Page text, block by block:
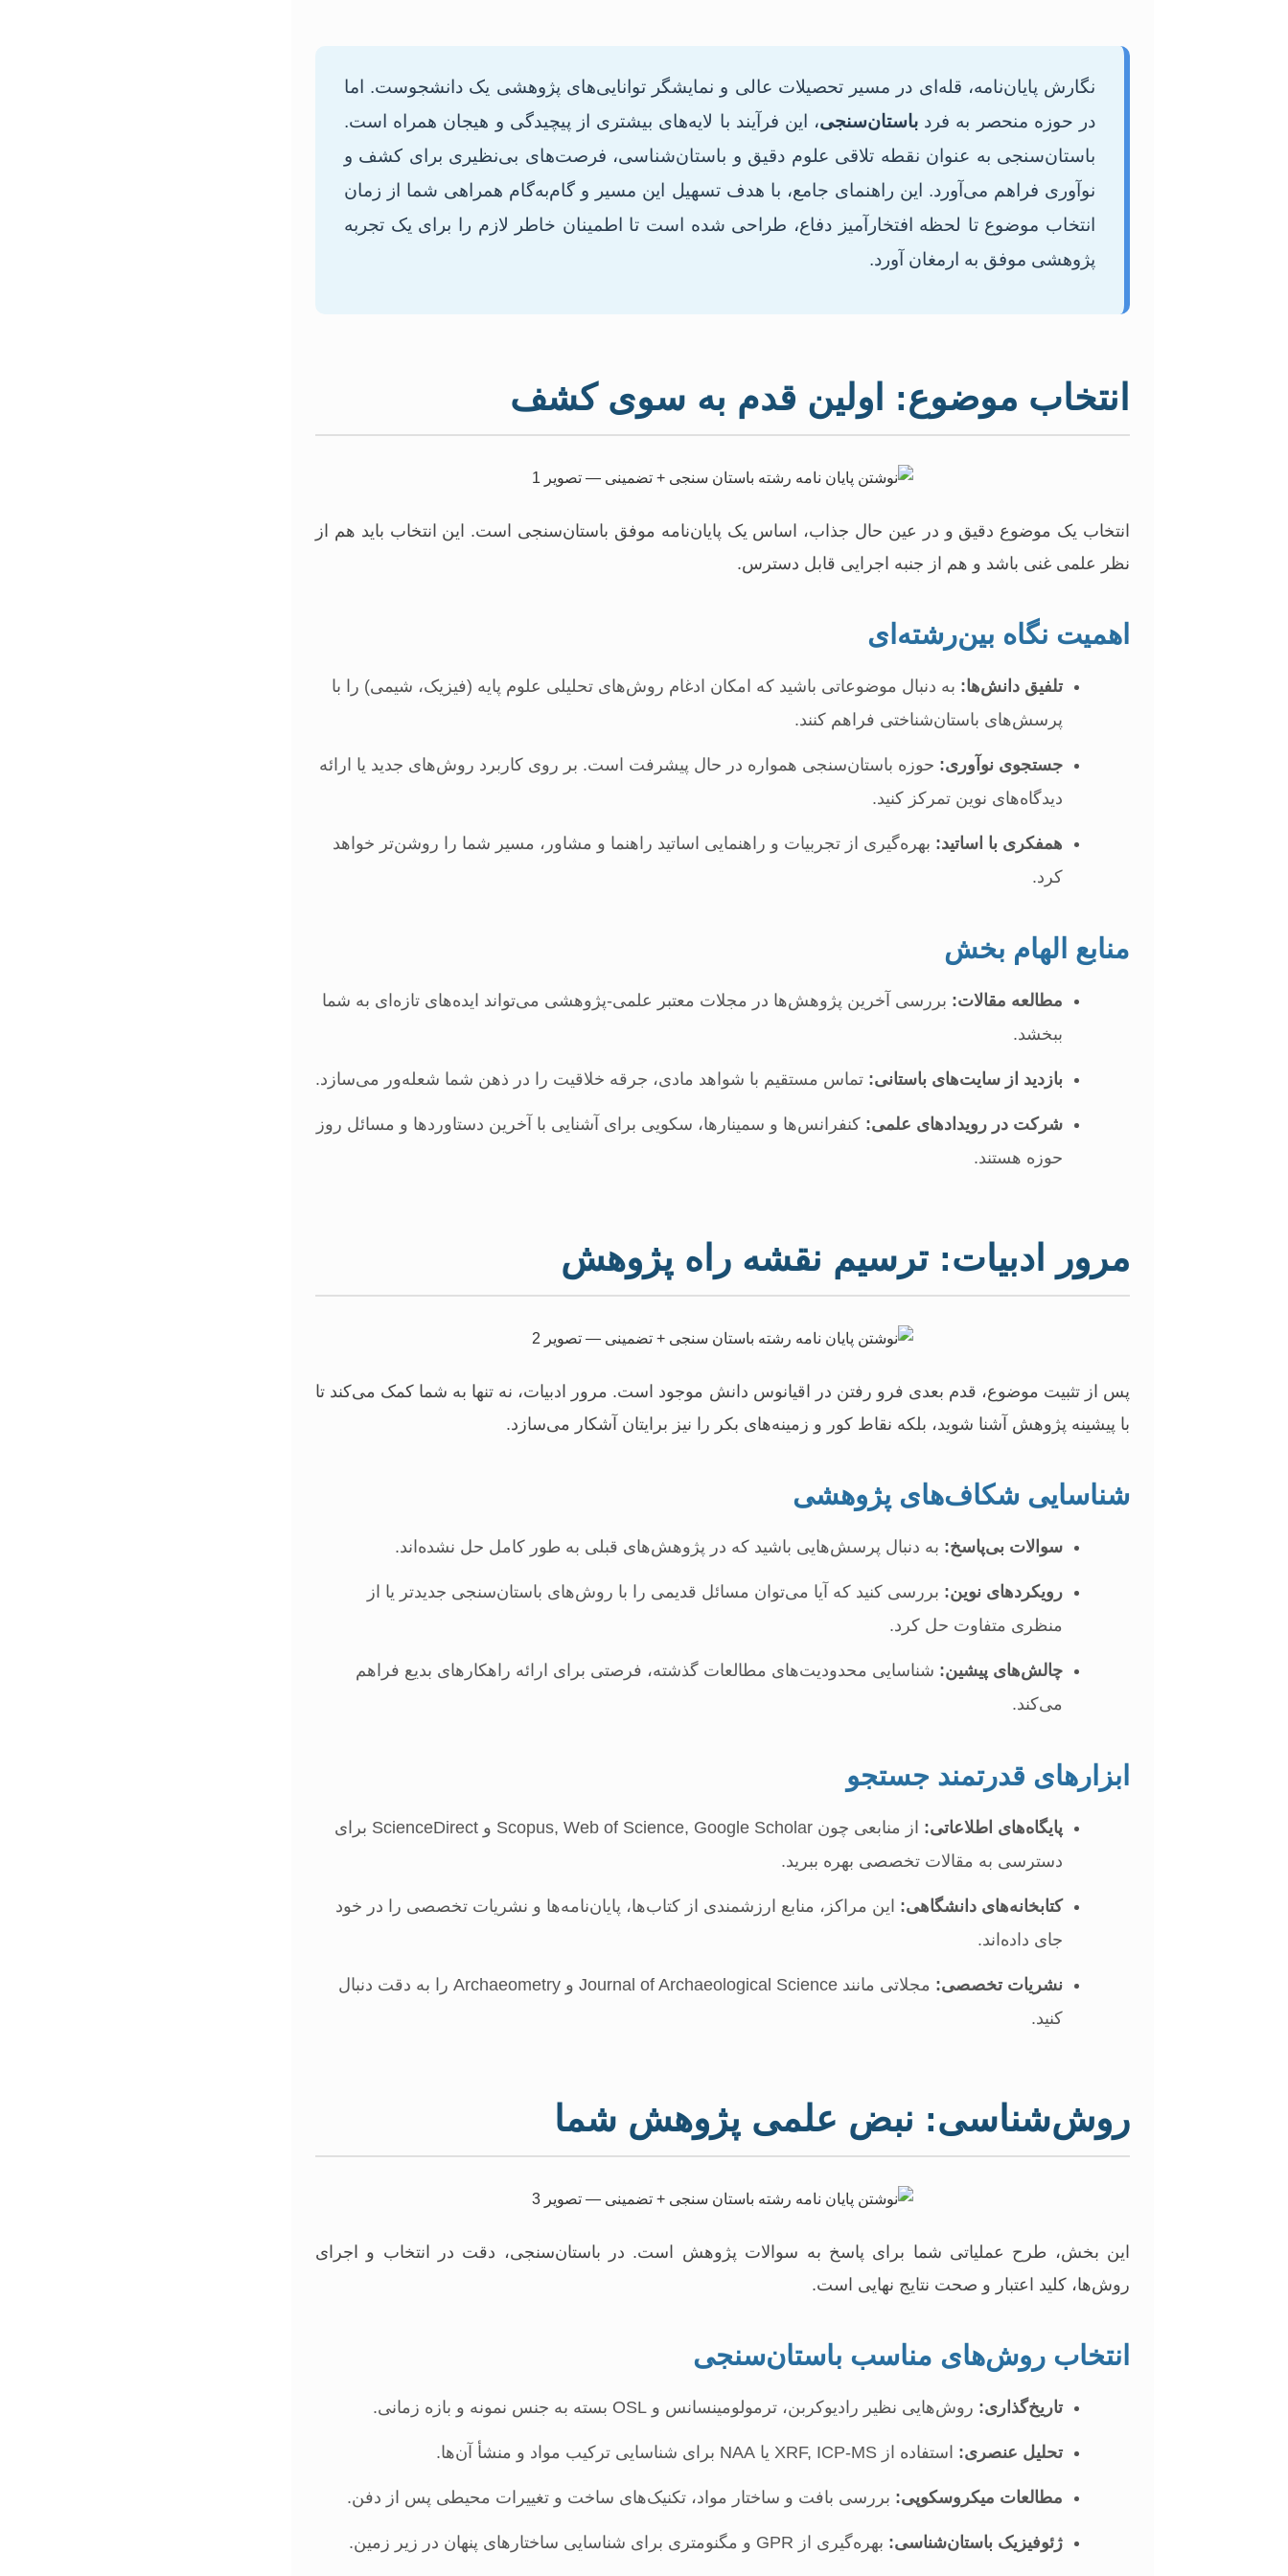
نگارش پایان‌نامه، قله‌ای در مسیر تحصیلات عالی و نمایشگر توانایی‌های پژوهشی یک دانشجوست. اما
در حوزه منحصر به فرد باستان‌سنجی، این فرآیند با لایه‌های بیشتری از پیچیدگی و هیجان همراه است.
باستان‌سنجی به عنوان نقطه تلاقی علوم دقیق و باستان‌شناسی، فرصت‌های بی‌نظیری برای کشف و
نوآوری فراهم می‌آورد. این راهنمای جامع، با هدف تسهیل این مسیر و گام‌به‌گام همراهی شما از زمان
انتخاب موضوع تا لحظه افتخارآمیز دفاع، طراحی شده است تا اطمینان خاطر لازم را برای یک تجربه
پژوهشی موفق به ارمغان آورد.
انتخاب موضوع: اولین قدم به سوی کشف
انتخاب یک موضوع دقیق و در عین حال جذاب، اساس یک پایان‌نامه موفق باستان‌سنجی است. این انتخاب باید هم از
نظر علمی غنی باشد و هم از جنبه اجرایی قابل دسترس.
اهمیت نگاه بین‌رشته‌ای
تلفیق دانش‌ها: به دنبال موضوعاتی باشید که امکان ادغام روش‌های تحلیلی علوم پایه (فیزیک، شیمی) را با
پرسش‌های باستان‌شناختی فراهم کنند.
جستجوی نوآوری: حوزه‌ باستان‌سنجی همواره در حال پیشرفت است. بر روی کاربرد روش‌های جدید یا ارائه
دیدگاه‌های نوین تمرکز کنید.
همفکری با اساتید: بهره‌گیری از تجربیات و راهنمایی اساتید راهنما و مشاور، مسیر شما را روشن‌تر خواهد
کرد.
منابع الهام بخش
مطالعه مقالات: بررسی آخرین پژوهش‌ها در مجلات معتبر علمی-پژوهشی می‌تواند ایده‌های تازه‌ای به شما
ببخشد.
بازدید از سایت‌های باستانی: تماس مستقیم با شواهد مادی، جرقه خلاقیت را در ذهن شما شعله‌ور می‌سازد.
شرکت در رویدادهای علمی: کنفرانس‌ها و سمینارها، سکویی برای آشنایی با آخرین دستاوردها و مسائل روز
حوزه هستند.
مرور ادبیات: ترسیم نقشه راه پژوهش
پس از تثبیت موضوع، قدم بعدی فرو رفتن در اقیانوس دانش موجود است. مرور ادبیات، نه تنها به شما کمک می‌کند تا
با پیشینه پژوهش آشنا شوید، بلکه نقاط کور و زمینه‌های بکر را نیز برایتان آشکار می‌سازد.
شناسایی شکاف‌های پژوهشی
سوالات بی‌پاسخ: به دنبال پرسش‌هایی باشید که در پژوهش‌های قبلی به طور کامل حل نشده‌اند.
رویکردهای نوین: بررسی کنید که آیا می‌توان مسائل قدیمی را با روش‌های باستان‌سنجی جدیدتر یا از
منظری متفاوت حل کرد.
چالش‌های پیشین: شناسایی محدودیت‌های مطالعات گذشته، فرصتی برای ارائه راهکارهای بدیع فراهم
می‌کند.
ابزارهای قدرتمند جستجو
پایگاه‌های اطلاعاتی:
از منابعی چون Scopus, Web of Science, Google Scholar و ScienceDirect برای
دسترسی به مقالات تخصصی بهره ببرید.
کتابخانه‌های دانشگاهی: این مراکز، منابع ارزشمندی از کتاب‌ها، پایان‌نامه‌ها و نشریات تخصصی را در خود
جای داده‌اند.
نشریات تخصصی:
مجلاتی مانند Journal of Archaeological Science و Archaeometry را به دقت دنبال
کنید.
روش‌شناسی: نبض علمی پژوهش شما
این بخش، طرح عملیاتی شما برای پاسخ به سوالات پژوهش است. در باستان‌سنجی، دقت در انتخاب و اجرای
روش‌ها، کلید اعتبار و صحت نتایج نهایی است.
انتخاب روش‌های مناسب باستان‌سنجی
تاریخ‌گذاری: روش‌هایی نظیر رادیوکربن، ترمولومینسانس و OSL بسته به جنس نمونه و بازه زمانی.
تحلیل عنصری: استفاده از XRF, ICP-MS یا NAA برای شناسایی ترکیب مواد و منشأ آن‌ها.
مطالعات میکروسکوپی: بررسی بافت و ساختار مواد، تکنیک‌های ساخت و تغییرات محیطی پس از دفن.
ژئوفیزیک باستان‌شناسی: بهره‌گیری از GPR و مگنومتری برای شناسایی ساختارهای پنهان در زیر زمین.